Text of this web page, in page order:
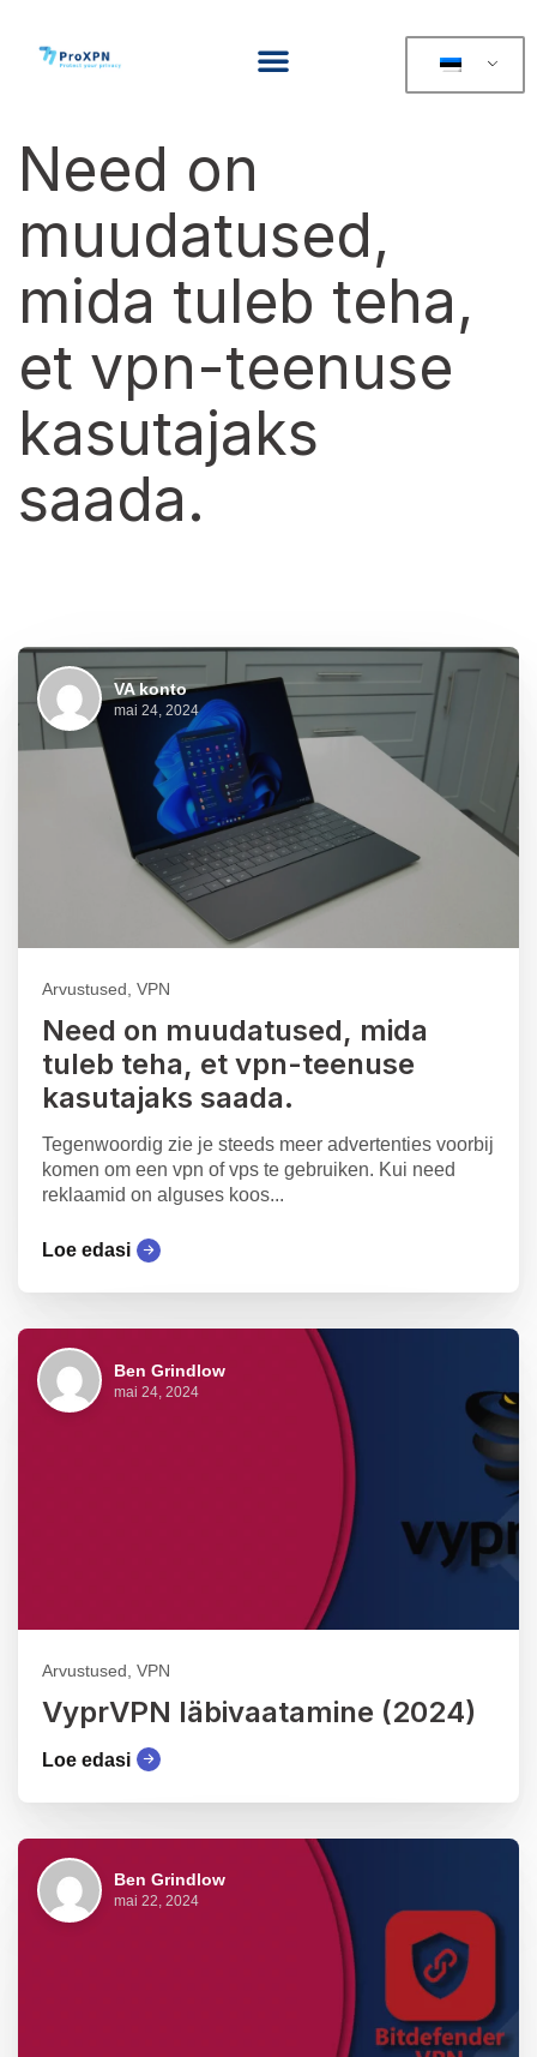
Need on
muudatused,
mida tuleb teha,
et vpn-teenuse
kasutajaks
saada.
VA konto
mai 24, 2024
Arvustused, VPN
Need on muudatused, mida
tuleb teha, et vpn-teenuse
kasutajaks saada.
Tegenwoordig zie je steeds meer advertenties voorbij
komen om een vpn of vps te gebruiken. Kui need
reklaamid on alguses koos...
Loe edasi
Ben Grindlow
mai 24, 2024
Arvustused, VPN
VyprVPN läbivaatamine (2024)
Loe edasi
Ben Grindlow
mai 22, 2024